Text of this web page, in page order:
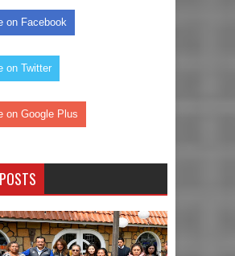
on Facebook
on Twitter
on Google Plus